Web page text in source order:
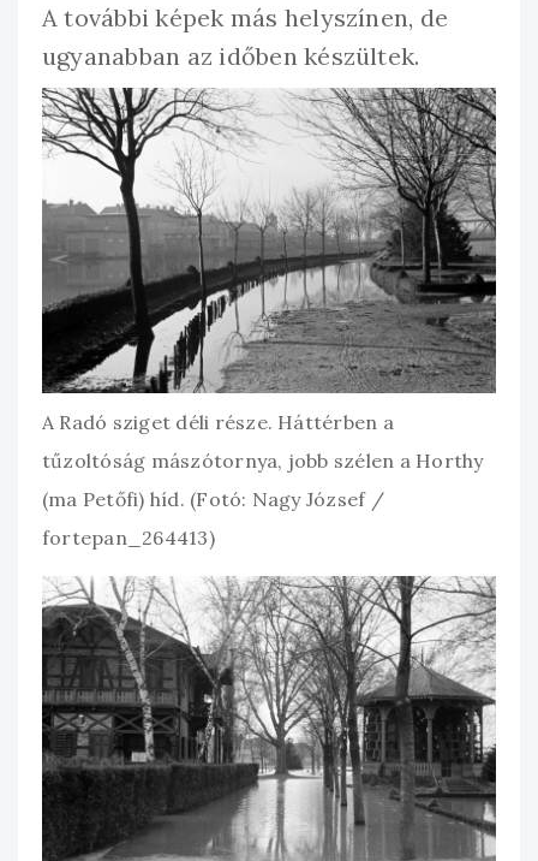
A további képek más helyszínen, de
ugyanabban az időben készültek.
A Radó sziget déli része. Háttérben a
tűzoltóság mászótornya, jobb szélen a Horthy
(ma Petőfi) híd. (Fotó: Nagy József /
fortepan_264413)